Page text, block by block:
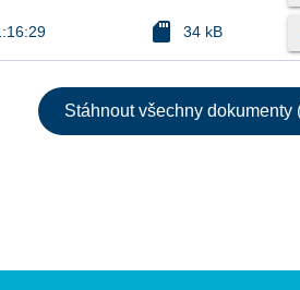
sd_card 34 kB
Stáhnout všechny dokumenty